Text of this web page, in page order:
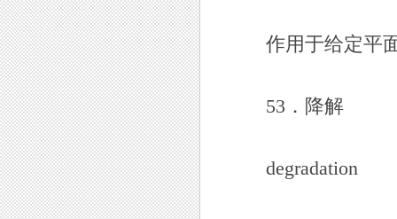
作用于给定平面
53．降解
degradation